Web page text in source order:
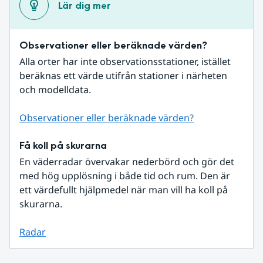
Lär dig mer
Observationer eller beräknade värden?
Alla orter har inte observationsstationer, istället
beräknas ett värde utifrån stationer i närheten
och modelldata.
Observationer eller beräknade värden?
Få koll på skurarna
En väderradar övervakar nederbörd och gör det
med hög upplösning i både tid och rum. Den är
ett värdefullt hjälpmedel när man vill ha koll på
skurarna.
Radar